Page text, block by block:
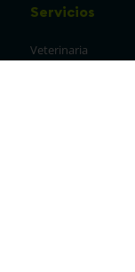
Servicios
Veterinaria